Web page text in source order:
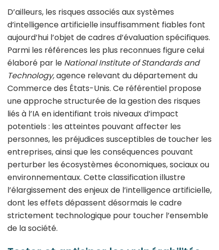
D’ailleurs, les risques associés aux systèmes
d’intelligence artificielle insuffisamment fiables font
aujourd’hui l’objet de cadres d’évaluation spécifiques.
Parmi les références les plus reconnues figure celui
élaboré par le National Institute of Standards and
Technology,agence relevant du département du
Commerce des États-Unis. Ce référentiel propose
une approche structurée de la gestion des risques
liés à l’IA en identifiant trois niveaux d’impact
potentiels : les atteintes pouvant affecter les
personnes, les préjudices susceptibles de toucher les
entreprises, ainsi que les conséquences pouvant
perturber les écosystèmes économiques, sociaux ou
environnementaux. Cette classification illustre
l’élargissement des enjeux de l’intelligence artificielle,
dont les effets dépassent désormais le cadre
strictement technologique pour toucher l’ensemble
de la société.